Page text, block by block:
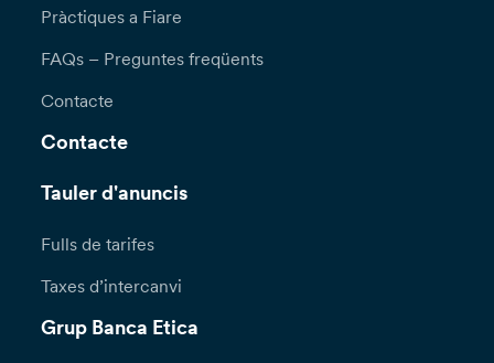
Pràctiques a Fiare
FAQs – Preguntes freqüents
Contacte
Contacte
Tauler d'anuncis
Fulls de tarifes
Taxes d’intercanvi
Grup Banca Etica